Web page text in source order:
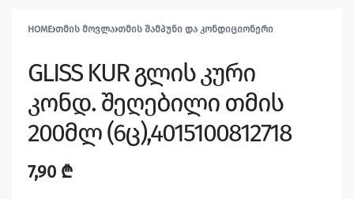
HOME›ᲗᲛᲘᲡ ᲛᲝᲕᲚᲐ›ᲗᲛᲘᲡ ᲨᲐᲛᲞᲣᲜᲘ ᲓᲐ ᲙᲝᲜᲓᲘᲪᲘᲝᲜᲔᲠᲘ
GLISS KUR გლის კური
კონდ. შეღებილი თმის
200მლ (6ც),4015100812718
7,90 ₾